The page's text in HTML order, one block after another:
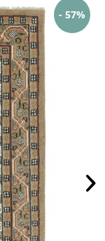
- 57%